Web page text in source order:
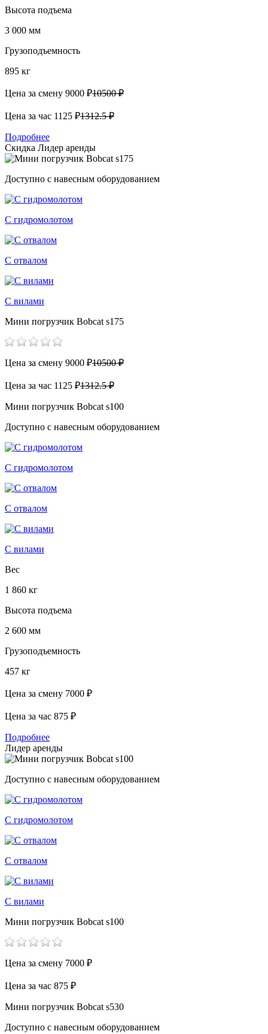
Высота подъема
3 000 мм
Грузоподъемность
895 кг
Цена за смену 9000 ₽10500 ₽
Цена за час 1125 ₽1312.5 ₽
Подробнее
Скидка Лидер аренды
Доступно с навесным оборудованием
С гидромолотом
С отвалом
С вилами
Мини погрузчик Bobcat s175
Цена за смену 9000 ₽10500 ₽
Цена за час 1125 ₽1312.5 ₽
Мини погрузчик Bobcat s100
Доступно с навесным оборудованием
С гидромолотом
С отвалом
С вилами
Вес
1 860 кг
Высота подъема
2 600 мм
Грузоподъемность
457 кг
Цена за смену 7000 ₽
Цена за час 875 ₽
Подробнее
Лидер аренды
Доступно с навесным оборудованием
С гидромолотом
С отвалом
С вилами
Мини погрузчик Bobcat s100
Цена за смену 7000 ₽
Цена за час 875 ₽
Мини погрузчик Bobcat s530
Доступно с навесным оборудованием